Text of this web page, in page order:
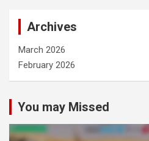
Archives
March 2026
February 2026
You may Missed